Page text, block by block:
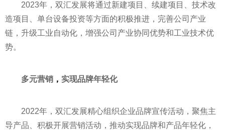
2023年，双汇发展将通过新建项目、续建项目、技术改
造项目、单台设备投资等方面的积极推进，完善公司产业
链，升级工业自动化，增强公司产业协同优势和工业技术优
势。
多元营销 ， 实现品牌年轻化
2022年，双汇发展精心组织企业品牌宣传活动，聚焦主
导产品、积极开展营销活动，推动实现品牌和产品年轻化，